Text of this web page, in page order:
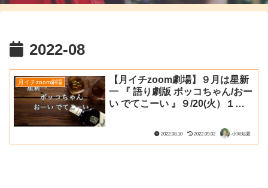
2022-08
月イチzoom劇場
【月イチzoom劇場】９月は星新
一 『 語り劇版 ボッコちゃん/おー
い でてこーい 』９/20(火）１９
2022.08.10 2022.09.02 小河知夏